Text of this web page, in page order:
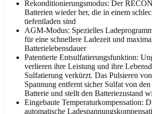
Rekonditionierungsmodus: Der
Batterien wieder her, die in einem
tiefentladen sind
AGM-Modus: Spezielles
für eine schnellere Ladezeit und
Batterielebensdauer
Patentierte Entsulfatierungsfunktion:
verlieren ihre Leistung und ihre
Sulfatierung verkürzt. Das Pulsieren
Spannung entfernt sicher Sulfat von
Batterie und stellt den Batteriezustand
Eingebaute Temperaturkompensation:
automatische